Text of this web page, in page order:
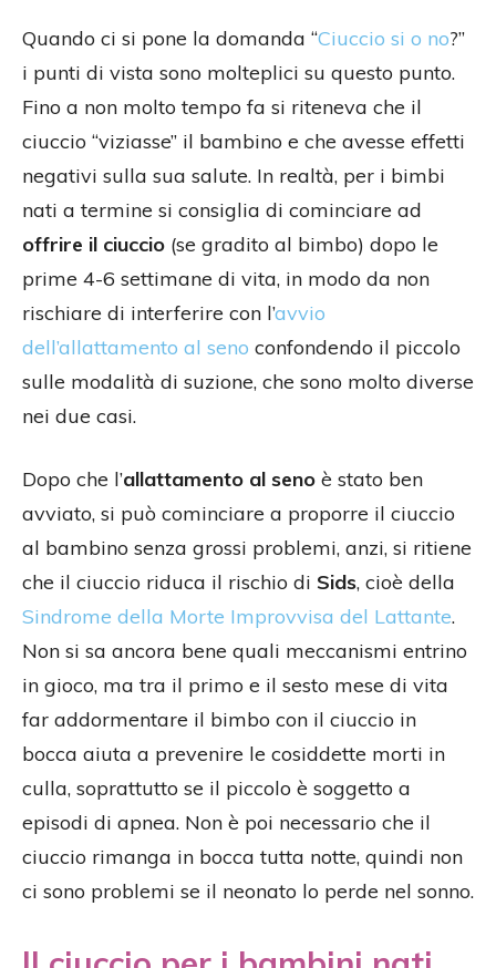
Quando ci si pone la domanda “Ciuccio si o no?”
i punti di vista sono molteplici su questo punto.
Fino a non molto tempo fa si riteneva che il
ciuccio “viziasse” il bambino e che avesse effetti
negativi sulla sua salute. In realtà, per i bimbi
nati a termine si consiglia di cominciare ad
offrire il ciuccio (se gradito al bimbo) dopo le
prime 4-6 settimane di vita, in modo da non
rischiare di interferire con l’avvio
dell’allattamento al seno confondendo il piccolo
sulle modalità di suzione, che sono molto diverse
nei due casi.
Dopo che l’allattamento al seno è stato ben
avviato, si può cominciare a proporre il ciuccio
al bambino senza grossi problemi, anzi, si ritiene
che il ciuccio riduca il rischio di Sids, cioè della
Sindrome della Morte Improvvisa del Lattante.
Non si sa ancora bene quali meccanismi entrino
in gioco, ma tra il primo e il sesto mese di vita
far addormentare il bimbo con il ciuccio in
bocca aiuta a prevenire le cosiddette morti in
culla, soprattutto se il piccolo è soggetto a
episodi di apnea. Non è poi necessario che il
ciuccio rimanga in bocca tutta notte, quindi non
ci sono problemi se il neonato lo perde nel sonno.